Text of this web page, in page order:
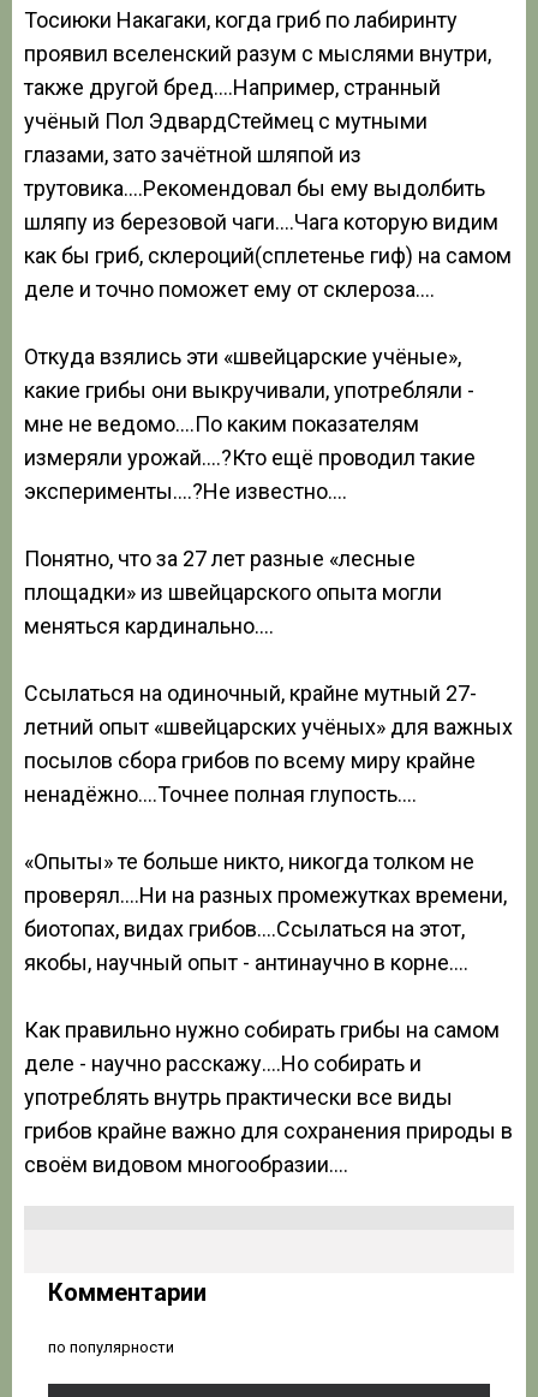
Тосиюки Накагаки, когда гриб по лабиринту
проявил вселенский разум с мыслями внутри,
также другой бред….Например, странный
учёный Пол ЭдвардСтеймец с мутными
глазами, зато зачётной шляпой из
трутовика….Рекомендовал бы ему выдолбить
шляпу из березовой чаги….Чага которую видим
как бы гриб, склероций(сплетенье гиф) на самом
деле и точно поможет ему от склероза….
Откуда взялись эти «швейцарские учёные»,
какие грибы они выкручивали, употребляли -
мне не ведомо….По каким показателям
измеряли урожай….?Кто ещё проводил такие
эксперименты….?Не известно….
Понятно, что за 27 лет разные «лесные
площадки» из швейцарского опыта могли
меняться кардинально….
Ссылаться на одиночный, крайне мутный 27-
летний опыт «швейцарских учёных» для важных
посылов сбора грибов по всему миру крайне
ненадёжно….Точнее полная глупость….
«Опыты» те больше никто, никогда толком не
проверял….Ни на разных промежутках времени,
биотопах, видах грибов….Ссылаться на этот,
якобы, научный опыт - антинаучно в корне….
Как правильно нужно собирать грибы на самом
деле - научно расскажу….Но собирать и
употреблять внутрь практически все виды
грибов крайне важно для сохранения природы в
своём видовом многообразии….
Комментарии
по популярности